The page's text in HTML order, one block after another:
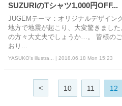
SUZURIのTシャツ1,000円OFF...
JUGEMテーマ：オリジナルデザイ
地方で地震が起こり、大変驚きまし
の方々大丈夫でしょうか…。 皆様の
おり...
YASUKO's illustra... | 2018.06.18 Mon 15:23
< 10 11 12